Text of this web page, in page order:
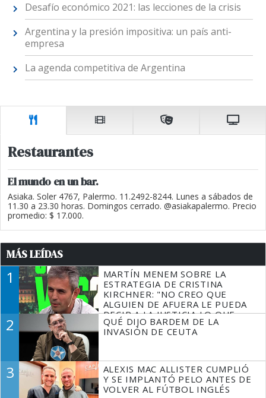
Desafío económico 2021: las lecciones de la crisis
Argentina y la presión impositiva: un país anti-
empresa
La agenda competitiva de Argentina
Restaurantes
El mundo en un bar.
Asiaka. Soler 4767, Palermo. 11.2492-8244. Lunes a sábados de
11.30 a 23.30 horas. Domingos cerrado. @asiakapalermo. Precio
promedio: $ 17.000.
MÁS LEÍDAS
1
MARTÍN MENEM SOBRE LA
ESTRATEGIA DE CRISTINA
KIRCHNER: "NO CREO QUE
ALGUIEN DE AFUERA LE PUEDA
DECIR A LA JUSTICIA LO QUE
TIENE QUE HACER"
2
QUÉ DIJO BARDEM DE LA
INVASIÓN DE CEUTA
3
ALEXIS MAC ALLISTER CUMPLIÓ
Y SE IMPLANTÓ PELO ANTES DE
VOLVER AL FÚTBOL INGLÉS